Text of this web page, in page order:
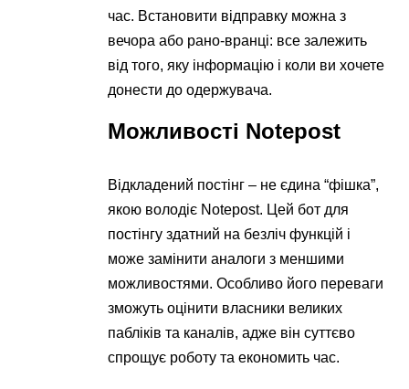
час. Встановити відправку можна з
вечора або рано-вранці: все залежить
від того, яку інформацію і коли ви хочете
донести до одержувача.
Можливості Notepost
Відкладений постінг – не єдина “фішка”,
якою володіє Notepost. Цей бот для
постінгу здатний на безліч функцій і
може замінити аналоги з меншими
можливостями. Особливо його переваги
зможуть оцінити власники великих
пабліків та каналів, адже він суттєво
спрощує роботу та економить час.